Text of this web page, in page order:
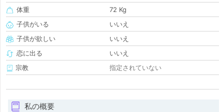
体重
72 Kg
子供がいる
いいえ
子供が欲しい
いいえ
恋に出る
いいえ
宗教
指定されていない
私の概要